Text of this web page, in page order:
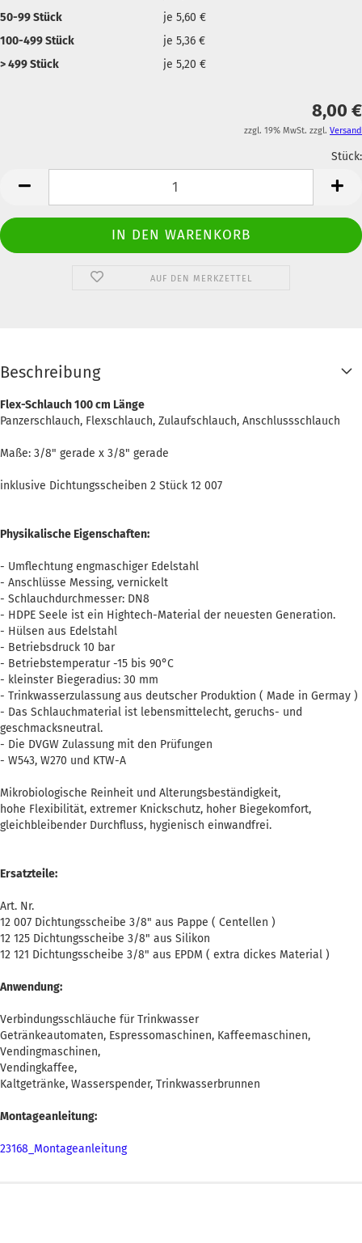
50-99 Stück
je 5,60 €
100-499 Stück
je 5,36 €
> 499 Stück
je 5,20 €
8,00 €
zzgl. 19% MwSt. zzgl. Versand
Stück:
AUF DEN MERKZETTEL
Beschreibung
Flex-Schlauch 100 cm Länge
Panzerschlauch, Flexschlauch, Zulaufschlauch, Anschlussschlauch
Maße: 3/8" gerade x 3/8" gerade
inklusive Dichtungsscheiben 2 Stück 12 007
Physikalische Eigenschaften:
- Umflechtung engmaschiger Edelstahl
- Anschlüsse Messing, vernickelt
- Schlauchdurchmesser: DN8
- HDPE Seele ist ein Hightech-Material der neuesten Generation.
- Hülsen aus Edelstahl
- Betriebsdruck 10 bar
- Betriebstemperatur -15 bis 90°C
- kleinster Biegeradius: 30 mm
- Trinkwasserzulassung aus deutscher Produktion ( Made in Germay )
- Das Schlauchmaterial ist lebensmittelecht, geruchs- und
geschmacksneutral.
- Die DVGW Zulassung mit den Prüfungen
- W543, W270 und KTW-A
Mikrobiologische Reinheit und Alterungsbeständigkeit,
hohe Flexibilität, extremer Knickschutz, hoher Biegekomfort,
gleichbleibender Durchfluss, hygienisch einwandfrei.
Ersatzteile:
Art. Nr.
12 007 Dichtungsscheibe 3/8" aus Pappe ( Centellen )
12 125 Dichtungsscheibe 3/8" aus Silikon
12 121 Dichtungsscheibe 3/8" aus EPDM ( extra dickes Material )
Anwendung:
Verbindungsschläuche für Trinkwasser
Getränkeautomaten, Espressomaschinen, Kaffeemaschinen,
Vendingmaschinen,
Vendingkaffee,
Kaltgetränke, Wasserspender, Trinkwasserbrunnen
Montageanleitung:
23168_Montageanleitung